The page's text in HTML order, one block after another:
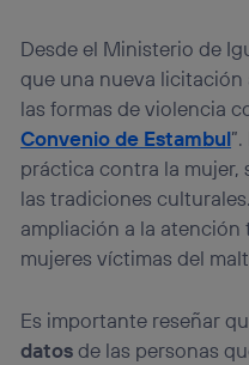
Desde el Ministerio de
que una nueva licitación
las formas de violencia
Convenio de Estambul
práctica contra la
las tradiciones
ampliación a la
mujeres víctimas del
Es importante reseñar
datosde las personas